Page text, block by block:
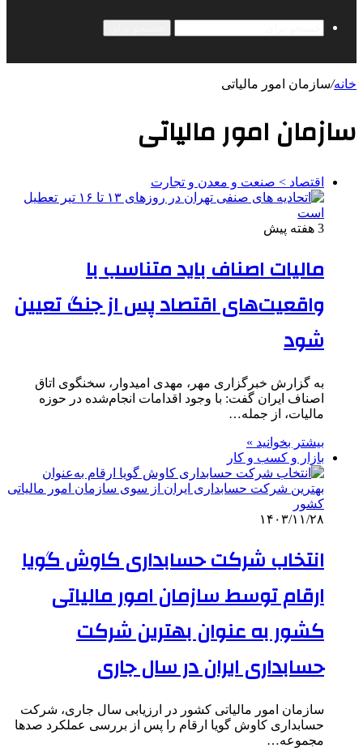
خانه/سازمان امور مالیاتی
سازمان امور مالیاتی
اقتصاد > صنعت و معدن و تجارت
3 هفته پیش
مالیات اصناف باید متناسب با
واقعیت‌های اقتصاد پس از جنگ تعیین
شود
به گزارش خبرگزاری مهر، مهدی امیدوار، سخنگوی اتاق
اصناف ایران گفت: با وجود اقدامات انجام‌شده در حوزه
مالیات، از جمله…
بیشتر بخوانید »
بازار و کسب و کار
۱۴۰۳/۱۱/۲۸
انتخاب شرکت حسابداری کاوش گویا
ارقام توسط سازمان امور مالیاتی
کشور به عنوان بهترین شرکت
حسابداری ایران در سال جاری
سازمان امور مالیاتی کشور در ارزیابی سال جاری، شرکت
حسابداری کاوش گویا ارقام را پس از بررسی عملکرد صدها
مجموعه…